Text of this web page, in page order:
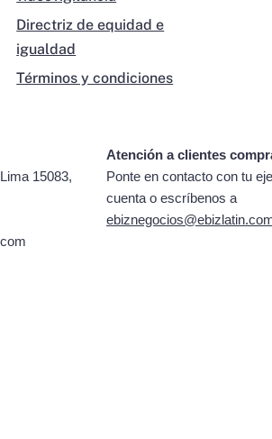
Directriz de equidad e
igualdad
Términos y condiciones
15083,
Atención a clientes
Ponte en contacto con tu
cuenta o escríbenos a